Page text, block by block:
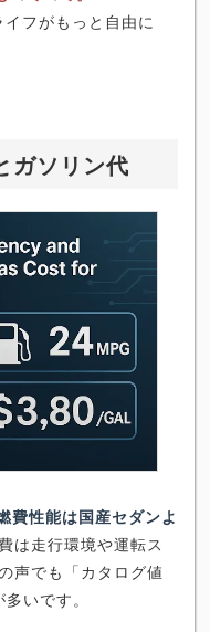
フがもっと自由に
ガソリン代
費性能は国産セダンよ
は走行環境や運転ス
声でも「カタログ値
いです。